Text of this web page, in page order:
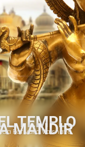
TEMPLO
MANDIR
Parivara Vaisnava